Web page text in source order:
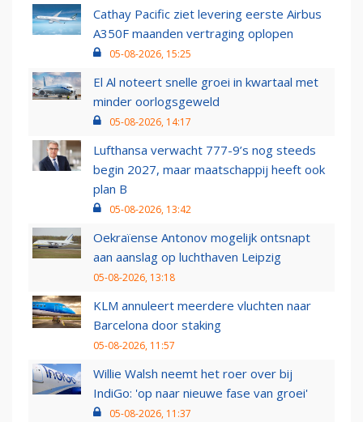
Cathay Pacific ziet levering eerste Airbus
A350F maanden vertraging oplopen
05-08-2026, 15:25
El Al noteert snelle groei in kwartaal met
minder oorlogsgeweld
05-08-2026, 14:17
Lufthansa verwacht 777-9’s nog steeds
begin 2027, maar maatschappij heeft ook
plan B
05-08-2026, 13:42
Oekraïense Antonov mogelijk ontsnapt
aan aanslag op luchthaven Leipzig
05-08-2026, 13:18
KLM annuleert meerdere vluchten naar
Barcelona door staking
05-08-2026, 11:57
Willie Walsh neemt het roer over bij
IndiGo: 'op naar nieuwe fase van groei'
05-08-2026, 11:37